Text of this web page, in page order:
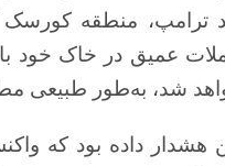
ترامپ، منطقه
عمیق در خاک خود با
خواهد شد، به‌طور
هشدار داده بود که